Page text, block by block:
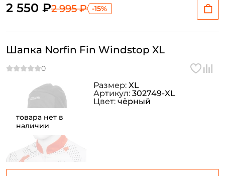
2 550 ₽2 995 ₽ -15%
товара нет в
наличии
Шапка Norfin Fin Windstop XL
Размер: XL
Артикул: 302749-XL
Цвет: чёрный
Заполняя данную форму вы соглашаетесь на обработку